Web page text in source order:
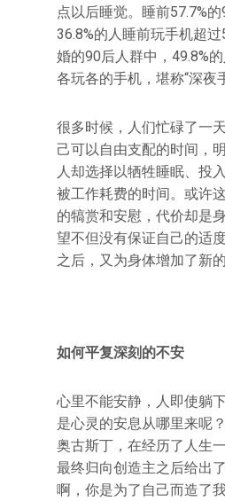
点以后睡觉。睡前57.7%
36.8%的人睡前玩手机超
婚的90后人群中，49.8%
各玩各的手机，堪称“深夜
很多时候，人们忙碌了一
己可以自由支配的时间，
人却选择以牺牲睡眠、投
被工作耗费的时间。或许
的犒赏和安慰，代价却是
望不但没有保证自己的适
之后，又为身体增加了新的
如何平复深刻的不安
心里不能安静，人即使躺
是心灵的安息从哪里来呢
奥古斯丁，在经历了人生
最终归向创造主之后给出
啊，你是为了自己而造了